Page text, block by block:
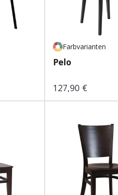
Farbvarianten
Pelo
Regulärer Preis:
127,90 €